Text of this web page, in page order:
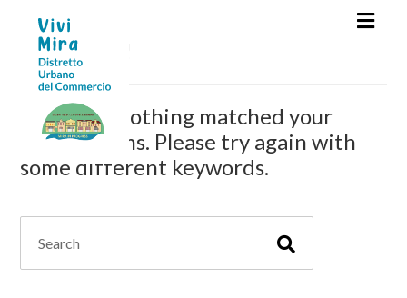
Not found!
Sorry, but nothing matched your
search terms. Please try again with
some different keywords.